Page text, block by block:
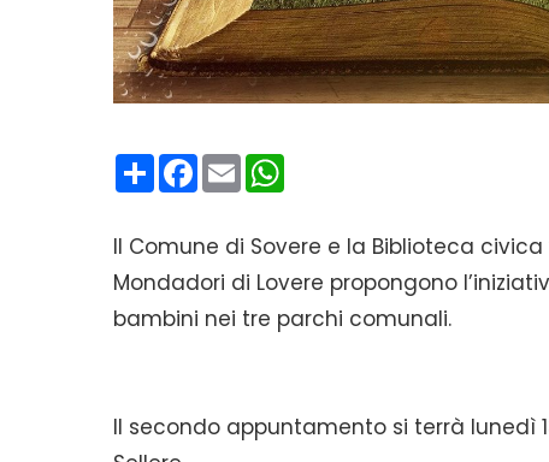
CondividiFacebook
Email
Il Comune di Sovere e la Biblioteca civica
Mondadori di Lovere propongono
bambini nei tre parchi comunali.
Il secondo appuntamento si terrà lunedì